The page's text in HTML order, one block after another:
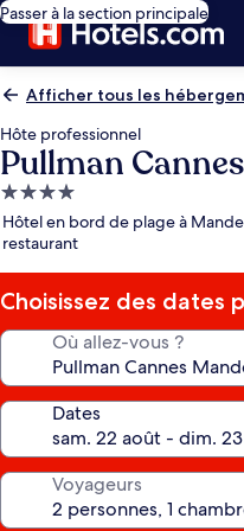
Passer à la section principale
Afficher tous les
Hôte professionnel
Pullman
Hébergement
4.0 étoiles
Hôtel en bord de plage à
restaurant
Choisissez des dates
Où allez-vous ?
Dates
Voyageurs